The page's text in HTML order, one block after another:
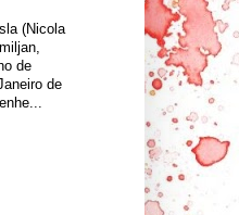
(Nicola
de
de